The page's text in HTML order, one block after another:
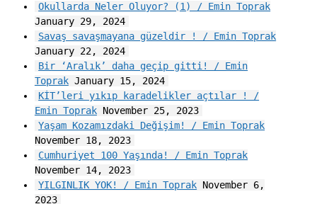
Okullarda Neler Oluyor? (1) / Emin Toprak
January 29, 2024
Savaş savaşmayana güzeldir ! / Emin Toprak
January 22, 2024
Bir ‘Aralık’ daha geçip gitti! / Emin
ToprakJanuary 15, 2024
KİT’leri yıkıp karadelikler açtılar ! /
Emin ToprakNovember 25, 2023
Yaşam Kozamızdaki Değişim! / Emin Toprak
November 18, 2023
Cumhuriyet 100 Yaşında! / Emin Toprak
November 14, 2023
YILGINLIK YOK! / Emin Toprak November 6,
2023